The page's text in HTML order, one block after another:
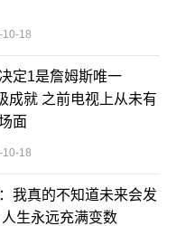
18
定1是詹姆斯唯一
成就 之前电视上从未有
面
18
我真的不知道未来会发
生永远充满变数